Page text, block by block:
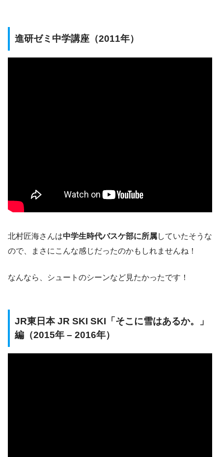
進研ゼミ中学講座（2011年）
北村匠海さんは中学生時代バスケ部に所属していたそうな
ので、まさにこんな感じだったのかもしれませんね！
なんなら、シュートのシーンなど見たかったです！
JR東日本 JR SKI SKI「そこに雪はあるか。」
編（2015年 – 2016年）